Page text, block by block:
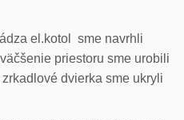
el.kotol sme navrhli
priestoru sme urobili
dvierka sme ukryli